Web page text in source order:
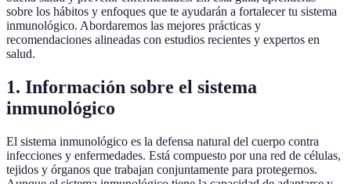
sobre los hábitos y enfoques que te ayudarán a fortalecer tu sistema
inmunológico. Abordaremos las mejores prácticas y
recomendaciones alineadas con estudios recientes y expertos en
salud.
1. Información sobre el sistema
inmunológico
El sistema inmunológico es la defensa natural del cuerpo contra
infecciones y enfermedades. Está compuesto por una red de células,
tejidos y órganos que trabajan conjuntamente para protegernos.